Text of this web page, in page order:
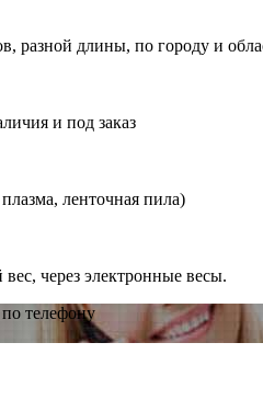
разной длины, по городу и
и под заказ
ленточная пила)
через электронные весы.
телефону